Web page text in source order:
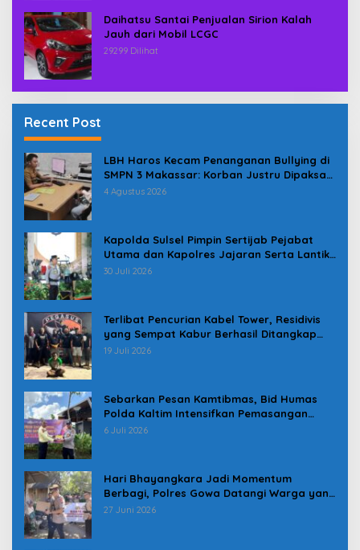
Daihatsu Santai Penjualan Sirion Kalah
Jauh dari Mobil LCGC
29299 Dilihat
Recent Post
LBH Haros Kecam Penanganan Bullying di
SMPN 3 Makassar: Korban Justru Dipaksa
Pindah
4 Agustus 2026
Kapolda Sulsel Pimpin Sertijab Pejabat
Utama dan Kapolres Jajaran Serta Lantik
Karolog dan Kapolresta Gowa
30 Juli 2026
Terlibat Pencurian Kabel Tower, Residivis
yang Sempat Kabur Berhasil Ditangkap
Tim Gabungan di Jeneponto
19 Juli 2026
Sebarkan Pesan Kamtibmas, Bid Humas
Polda Kaltim Intensifkan Pemasangan
Spanduk serta Pembagian Stiker
6 Juli 2026
Hari Bhayangkara Jadi Momentum
Berbagi, Polres Gowa Datangi Warga yang
Membutuhkan
27 Juni 2026